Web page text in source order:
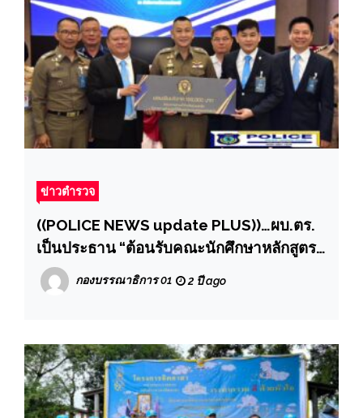
ข่าวตำรวจ
((POLICE NEWS update PLUS))…ผบ.ตร.
เป็นประธาน “ต้อนรับคณะนักศึกษาหลักสูตร
ป้องกันราชอาณาจักร (วปอ.) รุ่นที่ 67”
กองบรรณาธิการ 01 2 ปี ago